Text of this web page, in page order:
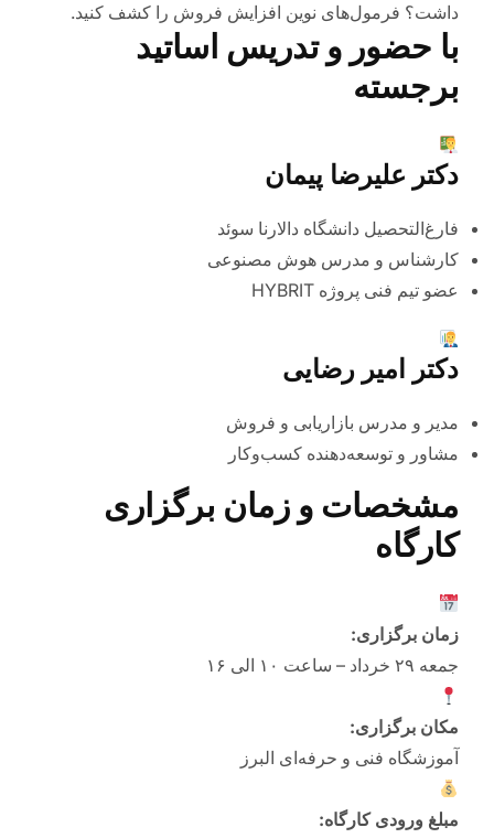
داشت؟ فرمول‌های نوین افزایش فروش را کشف کنید.
با حضور و تدریس اساتید
برجسته
دکتر علیرضا پیمان
فارغ‌التحصیل دانشگاه دالارنا سوئد
کارشناس و مدرس هوش مصنوعی
عضو تیم فنی پروژه HYBRIT
دکتر امیر رضایی
مدیر و مدرس بازاریابی و فروش
مشاور و توسعه‌دهنده کسب‌وکار
مشخصات و زمان برگزاری
کارگاه
زمان برگزاری:
جمعه ۲۹ خرداد – ساعت ۱۰ الی ۱۶
مکان برگزاری:
آموزشگاه فنی و حرفه‌ای البرز
مبلغ ورودی کارگاه: